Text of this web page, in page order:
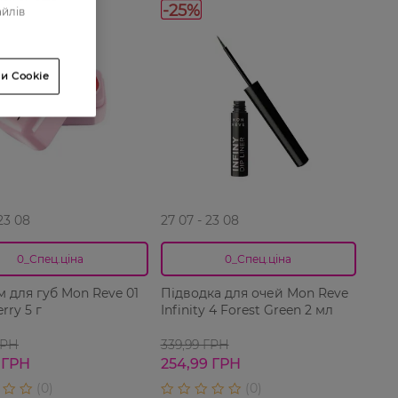
08
0_Спец.ціна
для губ Mon Reve 01
5 г
-25%
27 07 - 23 08
0_Спец.ціна
Підводка для очей Mon Reve
Infinity 4 Forest Green 2 мл
339,99 ГРН
254,99 ГРН
Cookie